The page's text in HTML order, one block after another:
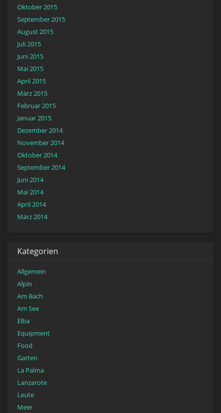
Oktober 2015
September 2015
August 2015
Juli 2015
Juni 2015
Mai 2015
April 2015
März 2015
Februar 2015
Januar 2015
Dezember 2014
November 2014
Oktober 2014
September 2014
Juni 2014
Mai 2014
April 2014
März 2014
Kategorien
Allgemein
Alpin
Am Bach
Am See
Elba
Equipment
Food
Garten
La Palma
Lanzarote
Leute
Meer